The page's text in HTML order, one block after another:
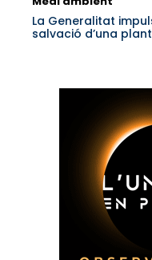
La Generalitat
salvació d’una